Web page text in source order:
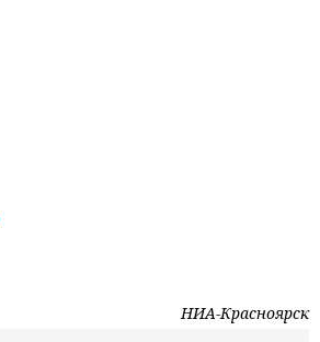
НИА-Красноярск